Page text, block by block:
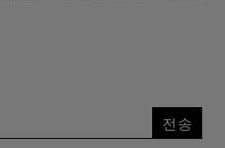
전송